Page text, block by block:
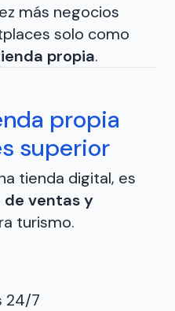
más negocios
solo como
propia.
propia
superior
tienda digital, es
ventas y
turismo.
24/7